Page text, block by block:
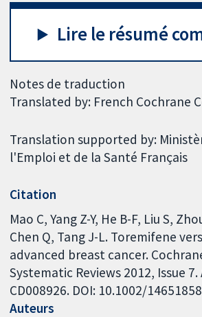
Lire le résumé
Notes de traduction
Translated by: French Cochrane
Translation supported by:
l'Emploi et de la Santé Français
Citation
Mao C, Yang Z-Y, He B-F, Liu S,
Chen Q, Tang J-L. Toremifene
advanced breast cancer.
Systematic Reviews 2012, Issue 7.
CD008926. DOI: 10.1002/
Auteurs